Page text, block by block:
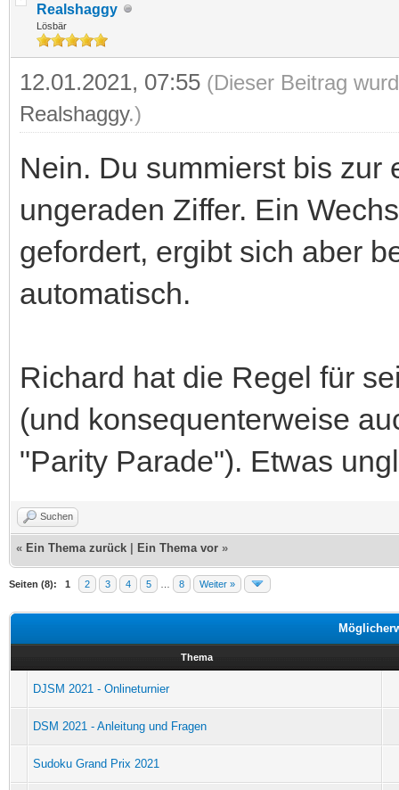
Realshaggy
Lösbär
12.01.2021, 07:55 (Dieser Beitrag
Realshaggy.)
Nein. Du summierst bis zur
ungeraden Ziffer. Ein
gefordert, ergibt sich aber
automatisch.
Richard hat die Regel für
(und konsequenterweise
"Parity Parade"). Etwas
Suchen
« Ein Thema zurück Ein Thema vor »
Seiten (8): 1 2 3 4 5 8 Weiter »
Thema
DJSM 2021 - Onlineturnier
DSM 2021 - Anleitung und Fragen
Sudoku Grand Prix 2021